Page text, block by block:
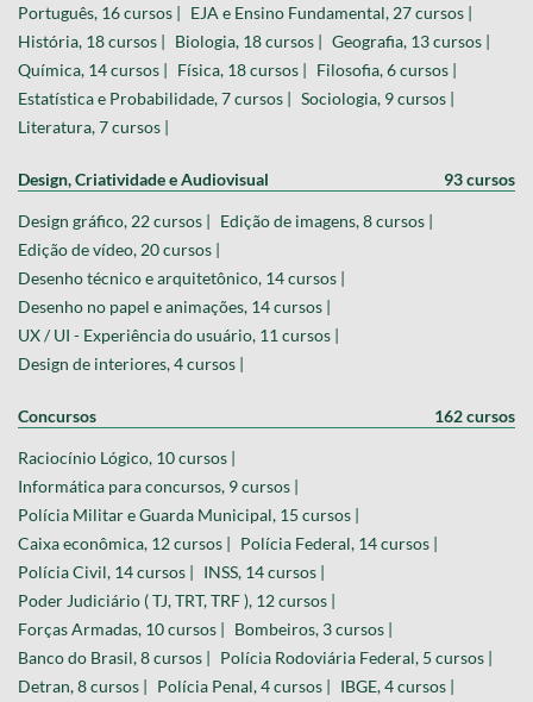
Português, 16 cursos | EJA e Ensino Fundamental, 27 cursos |
História, 18 cursos | Biologia, 18 cursos | Geografia, 13 cursos |
Química, 14 cursos | Física, 18 cursos | Filosofia, 6 cursos |
Estatística e Probabilidade, 7 cursos | Sociologia, 9 cursos |
Literatura, 7 cursos |
Design, Criatividade e Audiovisual 93 cursos
Design gráfico, 22 cursos | Edição de imagens, 8 cursos |
Edição de vídeo, 20 cursos |
Desenho técnico e arquitetônico, 14 cursos |
Desenho no papel e animações, 14 cursos |
UX / UI - Experiência do usuário, 11 cursos |
Design de interiores, 4 cursos |
Concursos 162 cursos
Raciocínio Lógico, 10 cursos |
Informática para concursos, 9 cursos |
Polícia Militar e Guarda Municipal, 15 cursos |
Caixa econômica, 12 cursos | Polícia Federal, 14 cursos |
Polícia Civil, 14 cursos | INSS, 14 cursos |
Poder Judiciário ( TJ, TRT, TRF ), 12 cursos |
Forças Armadas, 10 cursos | Bombeiros, 3 cursos |
Banco do Brasil, 8 cursos | Polícia Rodoviária Federal, 5 cursos |
Detran, 8 cursos | Polícia Penal, 4 cursos | IBGE, 4 cursos |